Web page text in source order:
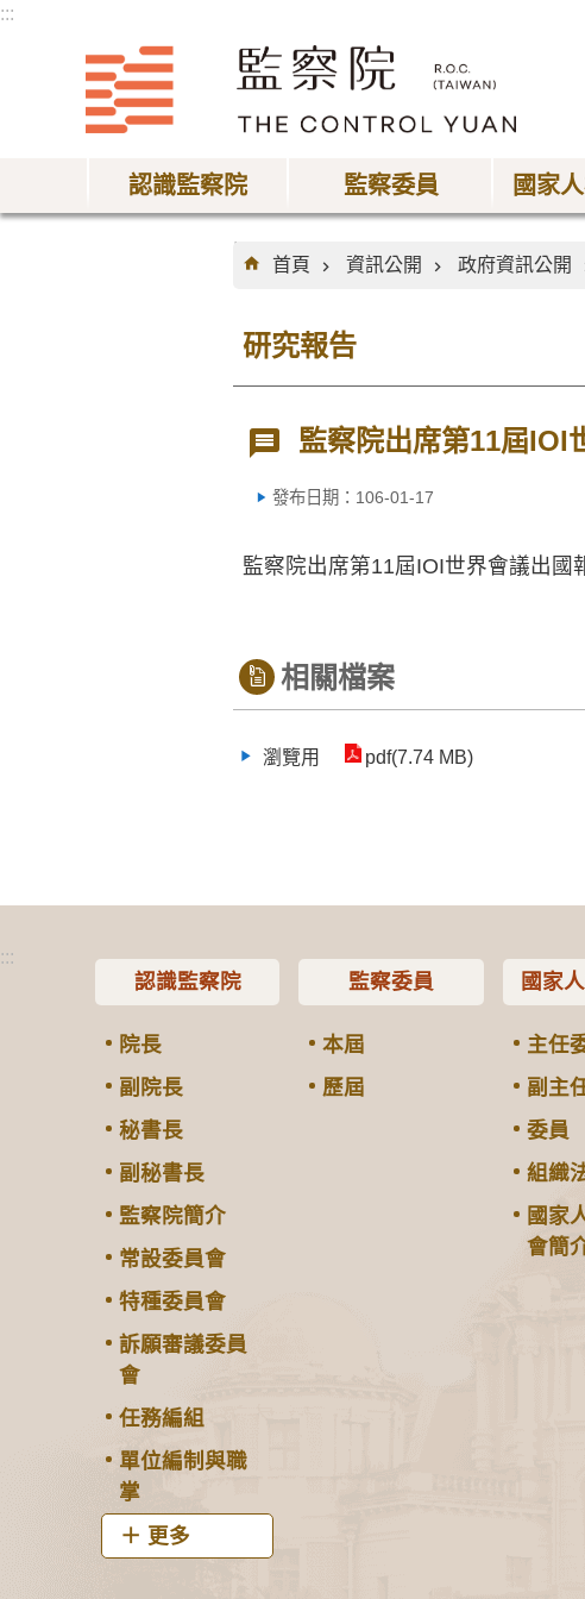
:::
認識監察院 監察委員 國家
:::
首頁
資訊公開 政府資訊公開
研究報告
監察院出席第11屆IOI
發布日期：106-01-17
監察院出席第11屆IOI世界會議出國
相關檔案
瀏覽用 pdf(7.74 MB)
:::
認識監察院
院長
副院長
秘書長
副秘書長
監察院簡介
常設委員會
特種委員會
訴願審議委員
會
任務編組
單位編制與職
掌
更多
監察委員
本屆
歷屆
國家
主任
副主
委員
組織
國家
會簡